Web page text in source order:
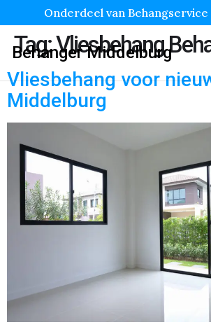
Onderdeel van
Behanger Middelburg
Tag:Vliesbehang
Vliesbehang voor
Middelburg